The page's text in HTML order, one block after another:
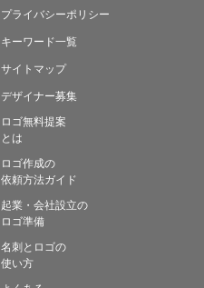
プライバシーポリシー
キーワード一覧
サイトマップ
デザイナー募集
ロゴ無料提案
とは
ロゴ作成の
依頼方法ガイド
起業・会社設立の
ロゴ準備
名刺とロゴの
使い方